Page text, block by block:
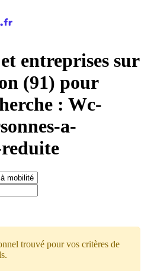
entreprises sur
(91) pour
: Wc-
a-
trouvé pour vos critères de